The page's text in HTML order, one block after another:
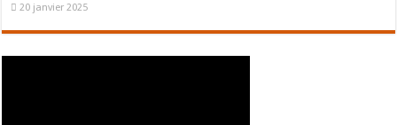
20 janvier 2025